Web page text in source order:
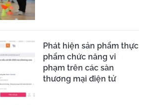
Phát hiện sản phẩm thực
phẩm chức năng vi
phạm trên các sàn
thương mại điện tử